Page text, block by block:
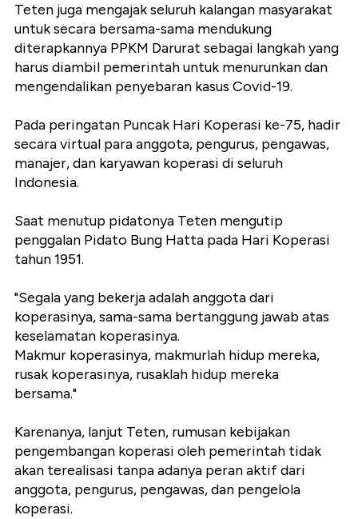
Teten juga mengajak seluruh kalangan masyarakat
untuk secara bersama-sama mendukung
diterapkannya PPKM Darurat sebagai langkah yang
harus diambil pemerintah untuk menurunkan dan
mengendalikan penyebaran kasus Covid-19.
Pada peringatan Puncak Hari Koperasi ke-75, hadir
secara virtual para anggota, pengurus, pengawas,
manajer, dan karyawan koperasi di seluruh
Indonesia.
Saat menutup pidatonya Teten mengutip
penggalan Pidato Bung Hatta pada Hari Koperasi
tahun 1951.
"Segala yang bekerja adalah anggota dari
koperasinya, sama-sama bertanggung jawab atas
keselamatan koperasinya.
Makmur koperasinya, makmurlah hidup mereka,
rusak koperasinya, rusaklah hidup mereka
bersama."
Karenanya, lanjut Teten, rumusan kebijakan
pengembangan koperasi oleh pemerintah tidak
akan terealisasi tanpa adanya peran aktif dari
anggota, pengurus, pengawas, dan pengelola
koperasi.